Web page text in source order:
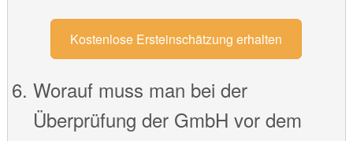
Kostenlose Ersteinschätzung erhalten
Worauf muss man bei der
Überprüfung der GmbH vor dem